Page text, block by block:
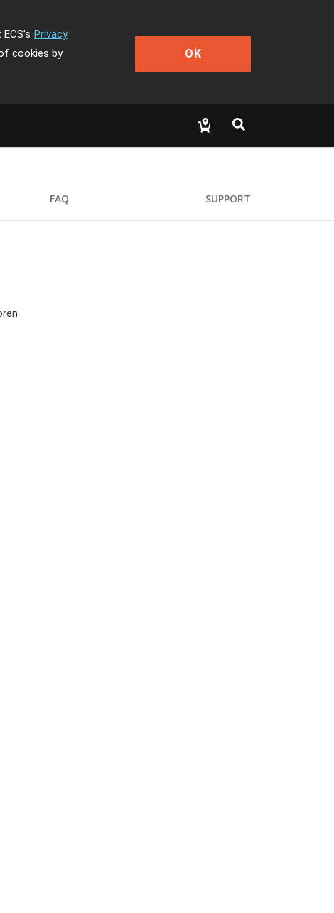
Privacy
cookies by
OK
FAQ SUPPORT